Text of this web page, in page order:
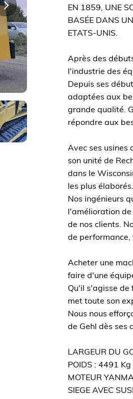
EN 1859, UNE
BASÉE DANS
ETATS-UNIS.
Après des
l'industrie des
Depuis ses
adaptées aux
grande qualité.
répondre aux
Avec ses usines
son unité de
dans le
les plus élaborés.
Nos ingénieurs
l'amélioration
de nos clients.
de
Acheter une
faire d'une
Qu'il s'agisse de
met toute son
Nous nous
de Gehl dès ses
LARGEUR DU
POIDS : 4491 Kg
MOTEUR
SIEGE AVEC